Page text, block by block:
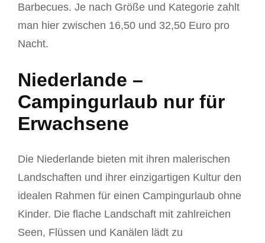
Barbecues. Je nach Größe und Kategorie zahlt
man hier zwischen 16,50 und 32,50 Euro pro
Nacht.
Niederlande –
Campingurlaub nur für
Erwachsene
Die Niederlande bieten mit ihren malerischen
Landschaften und ihrer einzigartigen Kultur den
idealen Rahmen für einen Campingurlaub ohne
Kinder. Die flache Landschaft mit zahlreichen
Seen, Flüssen und Kanälen lädt zu